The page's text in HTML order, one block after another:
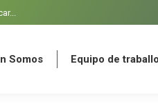
Somos Equipo de traballo
Somos Equipo de